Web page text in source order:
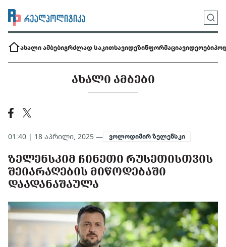
ახალი ამბებიგრძლად საკითხავიდეზინფორმაციავიდეოები
ᲐᲮᲐᲚᲘ ᲐᲛᲑᲔᲑᲘ
01:40 | 18 აპრილი, 2025 — ვოლოდიმირ ზელენსკი
ᲖᲔᲚᲔᲜᲡᲙᲘᲛ ᲩᲘᲜᲔᲗᲘ ᲠᲣᲡᲔᲗᲘᲡᲗᲕᲘᲡ
ᲨᲔᲘᲐᲠᲐᲦᲔᲑᲘᲡ ᲛᲘᲬᲝᲓᲔᲑᲐᲨᲘ
ᲓᲐᲐᲓᲐᲜᲐᲨᲐᲣᲚᲐ